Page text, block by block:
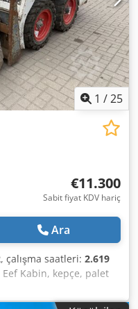
1 /25
€11.300
Sabit fiyat KDV hariç
Ara
, çalışma saatleri: 2.619
Kabin, kepçe, palet